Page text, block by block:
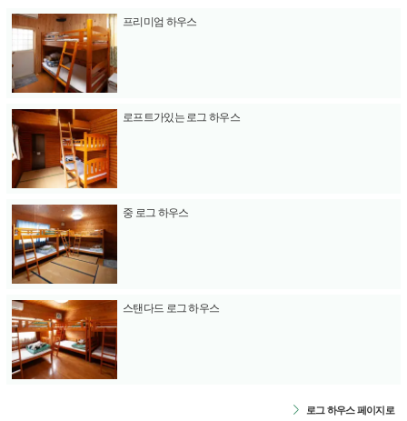
프리미엄 하우스
로프트가있는 로그 하우스
중 로그 하우스
스탠다드 로그 하우스
로그 하우스 페이지로